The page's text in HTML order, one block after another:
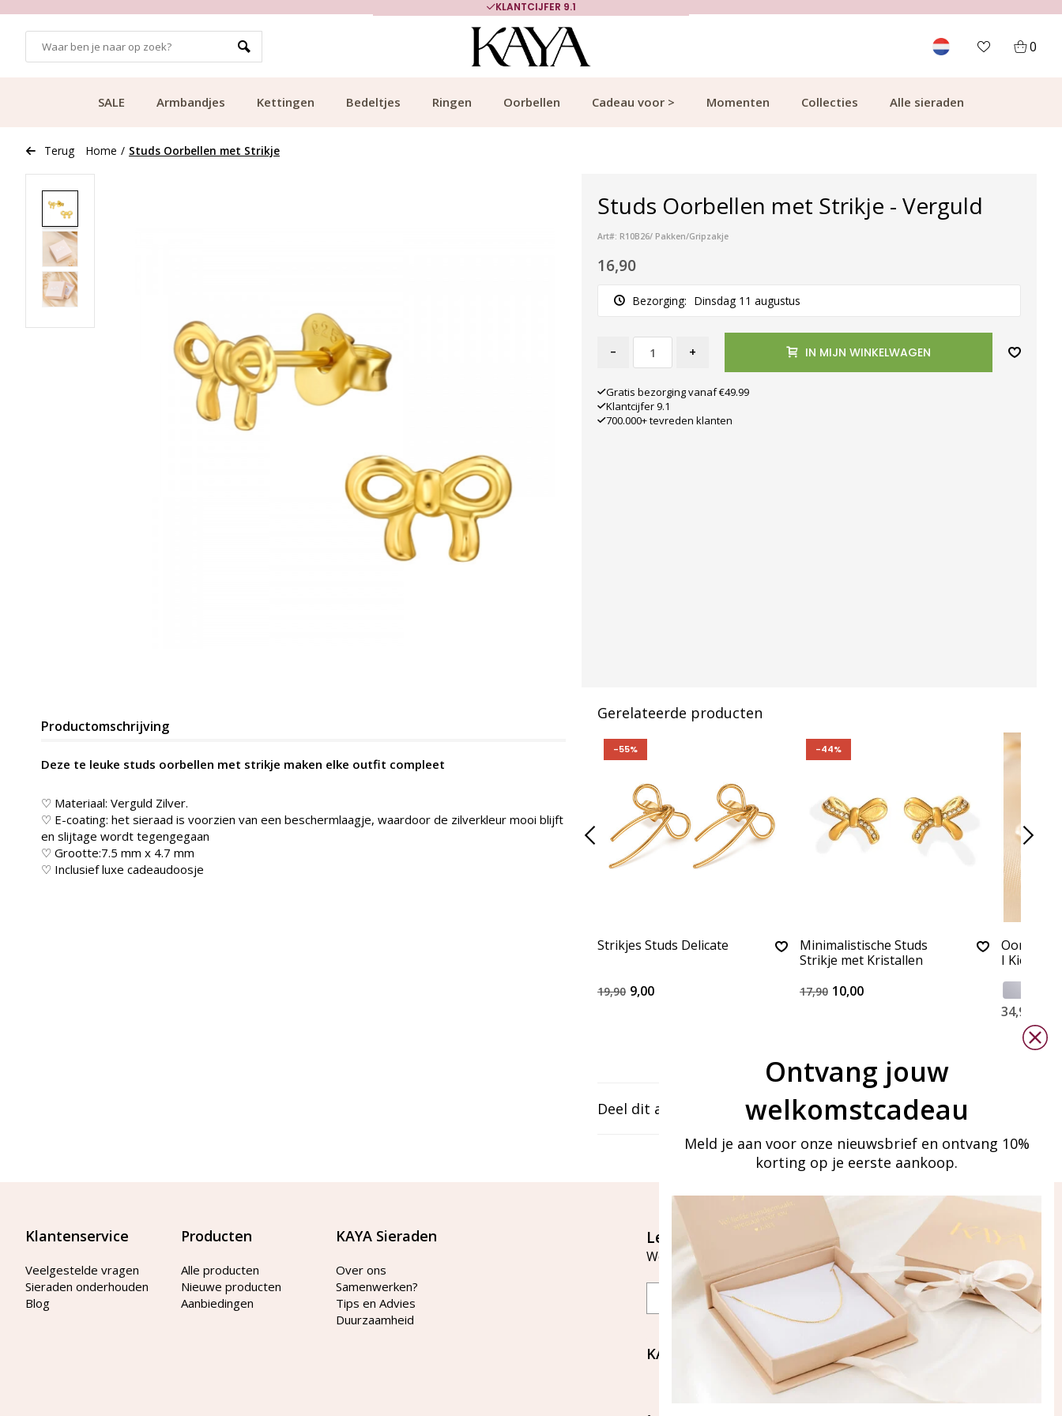
KLANTCIJFER 9.1
0
SALE Armbandjes Kettingen Bedeltjes Ringen Oorbellen Cadeau voor > Momenten Collecties Alle sieraden
Terug Home / Studs Oorbellen met Strikje
Studs Oorbellen met Strikje - Verguld
Art#: R10B26/ Pakken/Gripzakje
16,90
Bezorging: Dinsdag 11 augustus
- + IN MIJN WINKELWAGEN
Gratis bezorging vanaf €49.99
Klantcijfer 9.1
700.000+ tevreden klanten
Productomschrijving
Deze te leuke studs oorbellen met strikje maken elke outfit compleet
♡ Materiaal: Verguld Zilver.
♡ E-coating: het sieraad is voorzien van een beschermlaagje, waardoor de zilverkleur mooi blijft
en slijtage wordt tegengegaan
♡ Grootte:7.5 mm x 4.7 mm
♡ Inclusief luxe cadeaudoosje
Gerelateerde producten
-55%
Strikjes Studs Delicate
19,90 9,00
-44%
Minimalistische Studs
Strikje met Kristallen
17,90 10,00
I Kies de
34,90
Deel dit artikel
Klantenservice
Veelgestelde vragen
Sieraden onderhouden
Blog
Producten
Alle producten
Nieuwe producten
Aanbiedingen
KAYA Sieraden
Over ons
Samenwerken?
Tips en Advies
Duurzaamheid
Let's stay in touch
Word lid van onze mailinglijst
KAYA Sieraden
Bellen of WhatsApp Ma-Vr
tussen 09:00-17:00
Ontvang jouw
welkomstcadeau
Meld je aan voor onze nieuwsbrief en ontvang 10%
korting op je eerste aankoop.